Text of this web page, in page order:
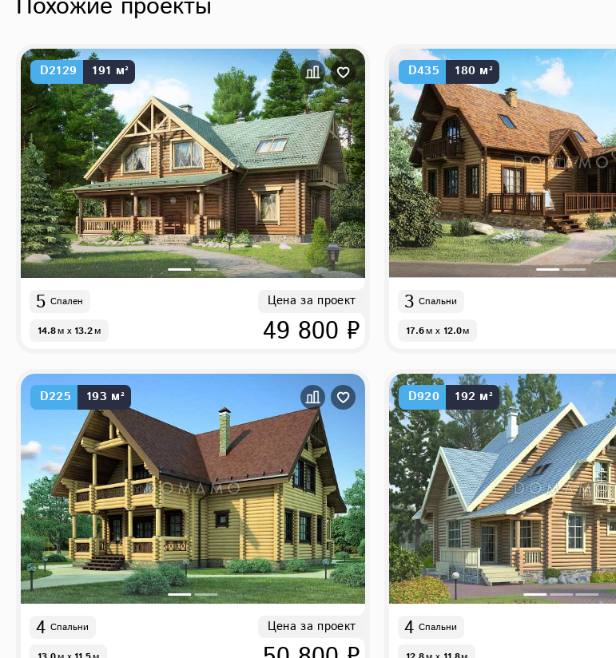
D2129 191 м²
5 Спален
14.8м x 13.2м
Цена за проект
49 800 ₽
D435 180 м²
3 Спальни
17.6м x 12.0м
D225 193 м²
4 Спальни Цена за проект
D920 192 м²
4 Спальни